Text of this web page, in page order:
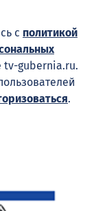
с политикой
tv-gubernia.ru.
.